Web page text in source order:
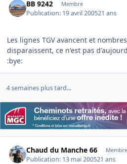
BB 9242 Membre
Publication: 19 avril 200521 ans
Les lignes TGV avancent et
disparaissent, ce n'est pas
:bye:
4 semaines plus tard...
Chaud du Manche 66 Membre
Publication: 13 mai 200521 ans